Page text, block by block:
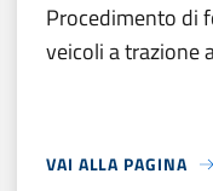
Procedimento di
veicoli a trazione
VAI ALLA PAGINA